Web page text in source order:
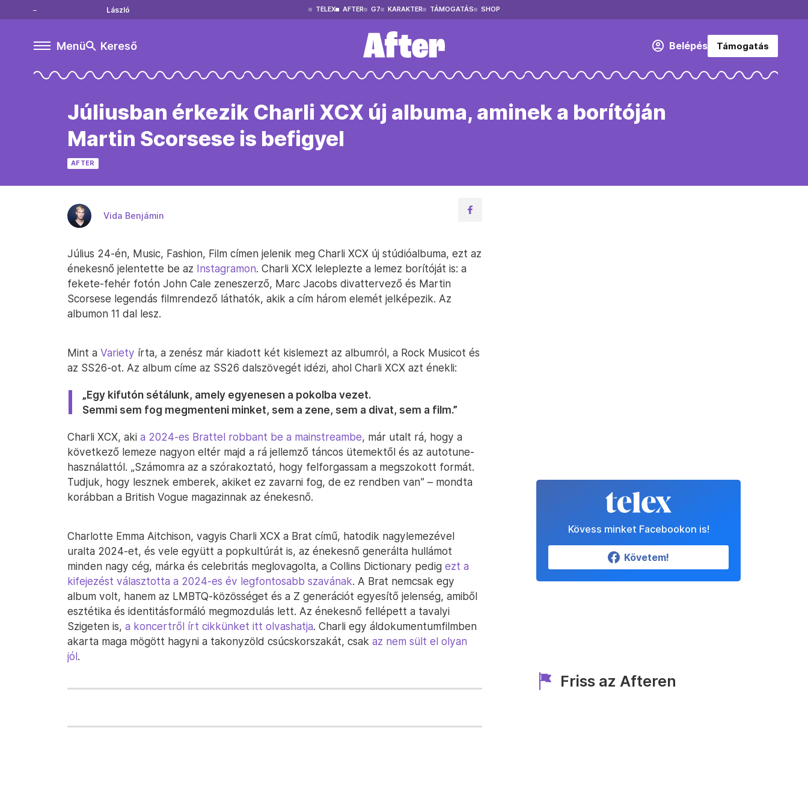
László TELEX AFTER G7 KARAKTER TÁMOGATÁS SHOP
Menü Kereső Belépés Támogatás
Júliusban érkezik Charli XCX új albuma, aminek a borítóján
Martin Scorsese is befigyel
AFTER
Vida Benjámin
Július 24-én, Music, Fashion, Film címen jelenik meg Charli XCX új stúdióalbuma, ezt az
énekesnő jelentette be az Instagramon. Charli XCX leleplezte a lemez borítóját is: a
fekete-fehér fotón John Cale zeneszerző, Marc Jacobs divattervező és Martin
Scorsese legendás filmrendező láthatók, akik a cím három elemét jelképezik. Az
albumon 11 dal lesz.
Mint a Variety írta, a zenész már kiadott két kislemezt az albumról, a Rock Musicot és
az SS26-ot. Az album címe az SS26 dalszövegét idézi, ahol Charli XCX azt énekli:
„Egy kifutón sétálunk, amely egyenesen a pokolba vezet.
Semmi sem fog megmenteni minket, sem a zene, sem a divat, sem a film.”
Charli XCX, aki a 2024-es Brattel robbant be a mainstreambe, már utalt rá, hogy a
következő lemeze nagyon eltér majd a rá jellemző táncos ütemektől és az autotune-
használattól. „Számomra az a szórakoztató, hogy felforgassam a megszokott formát.
Tudjuk, hogy lesznek emberek, akiket ez zavarni fog, de ez rendben van” – mondta
korábban a British Vogue magazinnak az énekesnő.
Charlotte Emma Aitchison, vagyis Charli XCX a Brat című, hatodik nagylemezével
uralta 2024-et, és vele együtt a popkultúrát is, az énekesnő generálta hullámot
minden nagy cég, márka és celebritás meglovagolta, a Collins Dictionary pedig ezt a
kifejezést választotta a 2024-es év legfontosabb szavának. A Brat nemcsak egy
album volt, hanem az LMBTQ-közösséget és a Z generációt egyesítő jelenség, amiből
esztétika és identitásformáló megmozdulás lett. Az énekesnő fellépett a tavalyi
Szigeten is, a koncertről írt cikkünket itt olvashatja. Charli egy áldokumentumfilmben
akarta maga mögött hagyni a takonyzöld csúcskorszakát, csak az nem sült el olyan
jól.
Kövess minket Facebookon is!
Követem!
Friss az Afteren